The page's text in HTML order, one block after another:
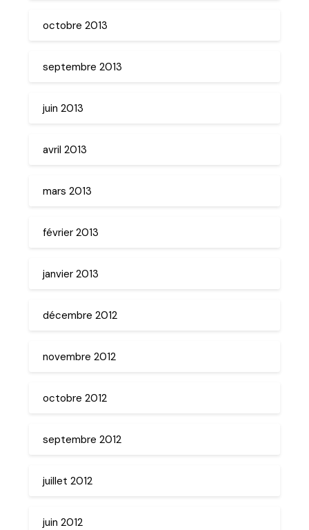
octobre 2013
septembre 2013
juin 2013
avril 2013
mars 2013
février 2013
janvier 2013
décembre 2012
novembre 2012
octobre 2012
septembre 2012
juillet 2012
juin 2012